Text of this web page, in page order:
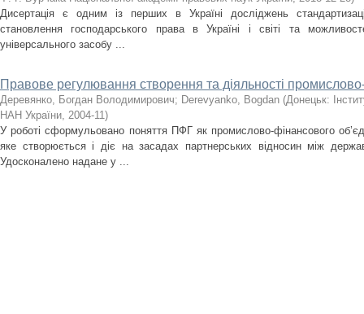
Дисертація є одним із перших в Україні досліджень
становлення господарського права в Україні і світі та
універсального засобу ...
Правове регулювання створення та діяльності
Деревянко, Богдан Володимирович; Derevyanko, Bogdan (Донецьк:
НАН України, 2004-11)
У роботі сформульовано поняття ПФГ як промислово-фінансового
яке створюється і діє на засадах партнерських відносин між
Удосконалено надане у ...